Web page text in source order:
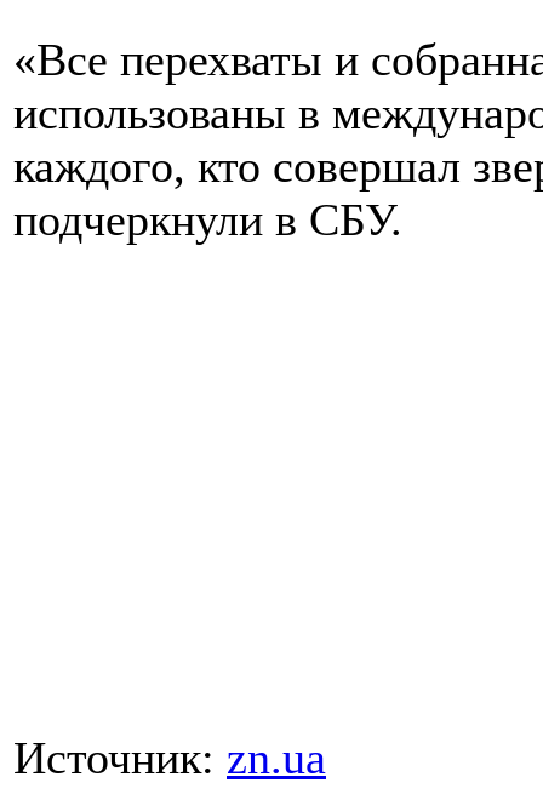
«Все перехваты и
использованы в
каждого, кто совершал
подчеркнули в СБУ.
Источник: zn.ua